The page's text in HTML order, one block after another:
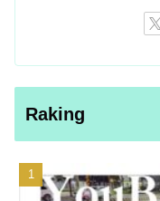
Raking